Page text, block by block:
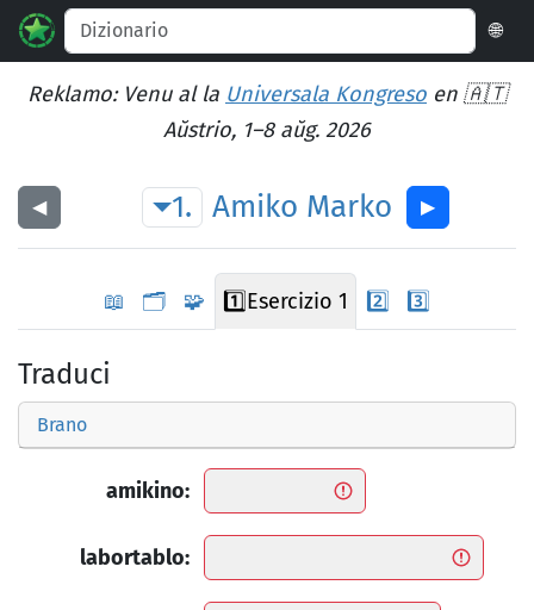
🌐
Reklamo: Venu al la Universala Kongreso en 🇦🇹
Aŭstrio, 1–8 aŭg. 2026
◀︎ 1. Amiko Marko ▶︎
📖 🗂️ 🧩 1️⃣Esercizio 1 2️⃣ 3️⃣
Traduci
Brano
amikino:
labortablo: